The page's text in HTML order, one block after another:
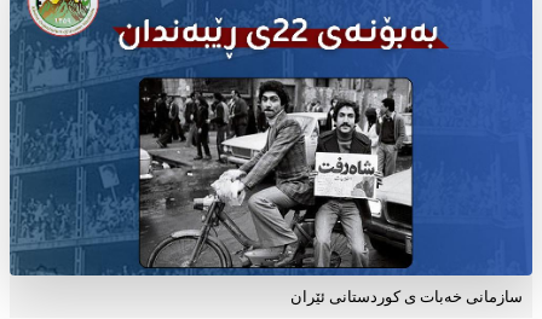
سازمانی خەبات ی كوردستانی ئێران